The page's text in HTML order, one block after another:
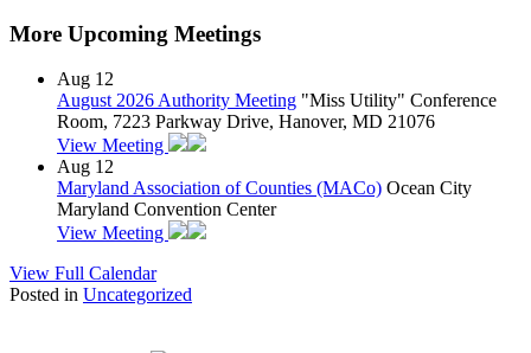
More Upcoming Meetings
Aug 12
August 2026 Authority Meeting "Miss Utility" Conference
Room, 7223 Parkway Drive, Hanover, MD 21076
View Meeting
Aug 12
Maryland Association of Counties (MACo) Ocean City
Maryland Convention Center
View Meeting
View Full Calendar
Posted in Uncategorized